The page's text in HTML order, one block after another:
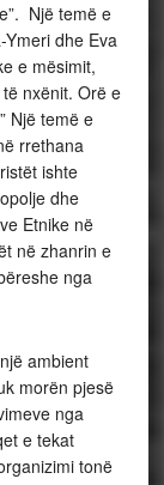
Një temë e
dhe Eva
e mësimit,
nxënit. Orë e
Një temë e
rrethana
ishte
dhe
Etnike në
në zhanrin e
nga
ambient
morën pjesë
nga
e tekat
tonë